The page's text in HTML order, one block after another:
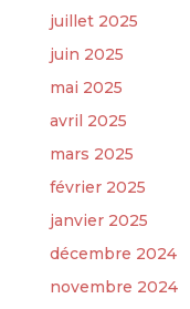
juillet 2025
juin 2025
mai 2025
avril 2025
mars 2025
février 2025
janvier 2025
décembre 2024
novembre 2024